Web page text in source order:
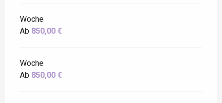
Woche
Ab 850,00 €
Woche
Ab 850,00 €